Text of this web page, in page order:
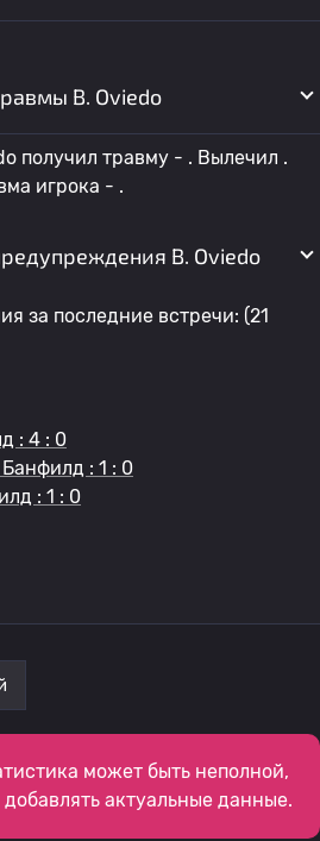
B. Oviedo
получил травму - . Вылечил .
игрока - .
B. Oviedo
за последние встречи: (21
: 4 : 0
: 1 : 0
: 1 : 0
может быть неполной,
актуальные данные.